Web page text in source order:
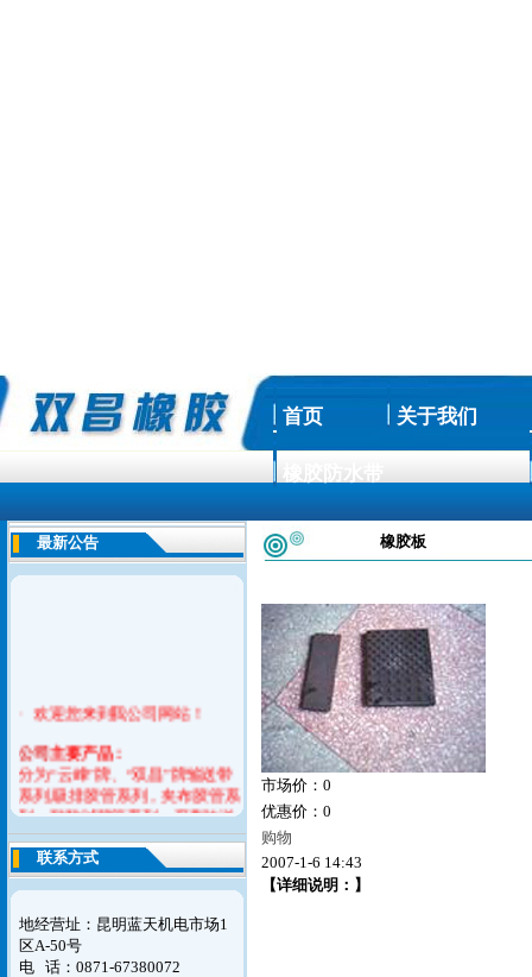
首页 关于我们
橡胶防水带
最新公告
· 欢迎您来到我公司网站！
公司主要产品：
分为“云峰”牌、“双昌”牌输送带
系列,吸排胶管系列，夹布胶管系
列，耐酸碱胶管系列，平型传送
带系列，橡胶V带系列，橡胶止
水带，模制品系列六大产品。
们，谢谢！
联系方式
地经营址：昆明蓝天机电市场1
区A-50号
电 话：0871-67380072
橡胶板
市场价：0
优惠价：0
购物
2007-1-6 14:43
【详细说明：】